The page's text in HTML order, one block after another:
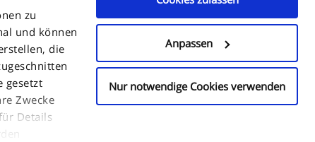
zu
und können
die
gesetzt
Zwecke
Details
Anpassen
Nur notwendige Cookies verwenden